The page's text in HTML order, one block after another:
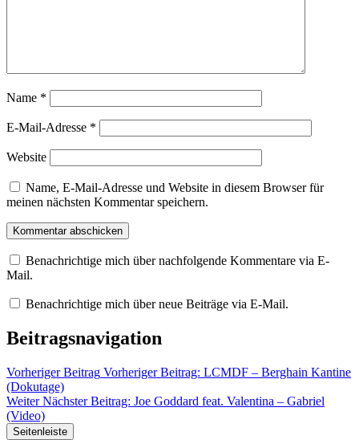
Name *
E-Mail-Adresse *
Website
Name, E-Mail-Adresse und Website in diesem Browser für
meinen nächsten Kommentar speichern.
Benachrichtige mich über nachfolgende Kommentare via E-
Mail.
Benachrichtige mich über neue Beiträge via E-Mail.
Beitragsnavigation
Vorheriger Beitrag Vorheriger Beitrag: LCMDF – Berghain Kantine
(Dokutage)
Weiter Nächster Beitrag: Joe Goddard feat. Valentina – Gabriel
(Video)
Seitenleiste